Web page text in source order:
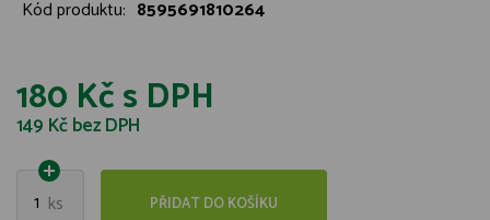
Kód produktu: 8595691810264
180 Kčs DPH
149 Kčbez DPH
1 ks PŘIDAT DO KOŠÍKU